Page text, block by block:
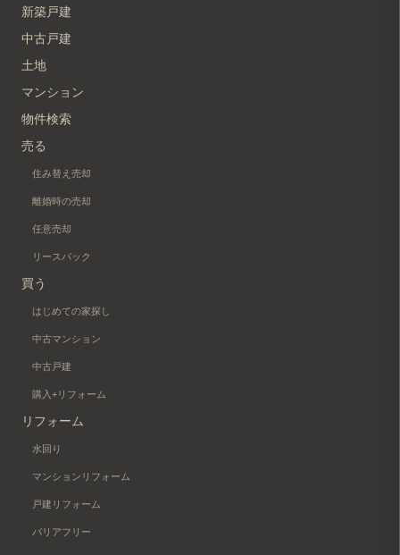
新築戸建
中古戸建
土地
マンション
物件検索
売る
住み替え売却
離婚時の売却
任意売却
リースバック
買う
はじめての家探し
中古マンション
中古戸建
購入+リフォーム
リフォーム
水回り
マンションリフォーム
戸建リフォーム
バリアフリー